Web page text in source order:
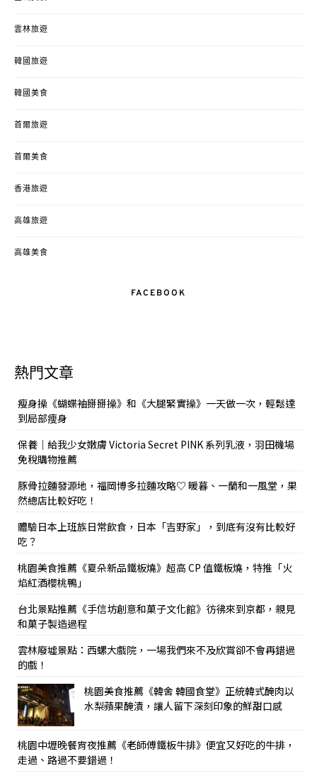
雲林旅遊
韓國旅遊
韓國美食
首爾旅遊
首爾美食
香港旅遊
高雄旅遊
高雄美食
FACEBOOK
熱門文章
瘦身操《蝴蝶袖掰掰操》和《大腿緊實操》一天做一次，輕鬆達
到局部痩身
保養｜給我少女嫩膚 Victoria Secret PINK 系列乳液，羽田機場
免稅購物推薦
豚骨拉麵發源地，福岡博多拉麵攻略♡ 暖暮、一蘭和一風堂，果
然總店比較好吃！
體驗日本上班族日常飲食，日本「吉野家」，到底有沒有比較好
吃？
桃園美食推薦《夏朵新品鐵板燒》超高 CP 值鐵板燒，特推「火
焰紅酒櫻桃鴨」
台北景點推薦《手信坊創意和菓子文化館》彷彿來到京都，親見
和菓子製造過程
雲林廢墟景點：西螺大戲院，一場我們來不及欣賞卻不會再錯過
的戲！
桃園美食推薦《韓舍 韓國食堂》正統韓式醃肉以
水梨蘋果醃漬，讓人留下深刻印象的鮮甜口感
桃園中壢晚餐宵夜推薦《老師傅鐵板牛排》便宜又好吃的牛排，
走過、路過不要錯過！